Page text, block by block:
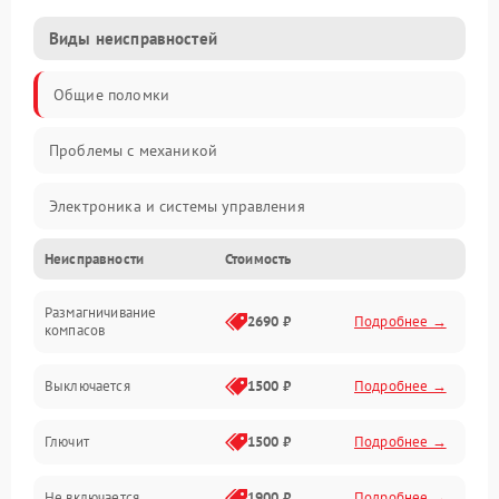
Виды неисправностей
Общие поломки
Проблемы с механикой
Электроника и системы управления
Проблемы с сигналом
Двигатели и силовая установка
Механические повреждения
Неисправности Стоимость
Размагничивание
компасов
2690 ₽ Подробнее →
Выключается 1500 ₽ Подробнее →
Глючит 1500 ₽ Подробнее →